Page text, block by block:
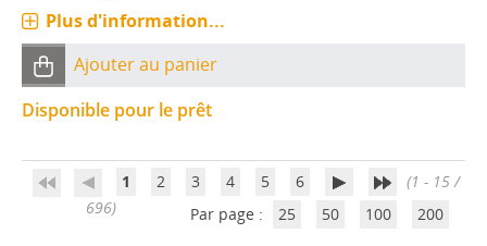
Plus d'information...
Ajouter au panier
Disponible pour le prêt
1 2 3 4 5 6
(1 - 15 /
696)
Par page : 25 50 100 200